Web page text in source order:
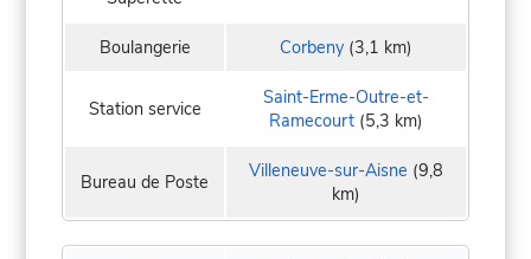
Boulangerie Corbeny (3,1 km)
Station service
Saint-Erme-Outre-et-
Ramecourt (5,3 km)
Bureau de Poste Villeneuve-sur-Aisne (9,8
km)